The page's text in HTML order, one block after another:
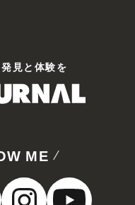
⾒と体験を
ME